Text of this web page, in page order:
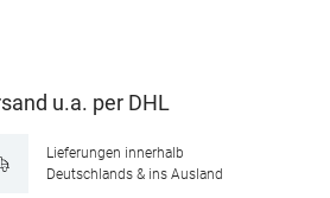
u.a. per DHL
Lieferungen innerhalb
Deutschlands & ins Ausland